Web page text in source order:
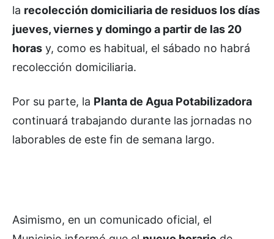
la recolección domiciliaria de residuos los días
jueves, viernes y domingo a partir de las 20
horas y, como es habitual, el sábado no habrá
recolección domiciliaria.
Por su parte, la Planta de Agua Potabilizadora
continuará trabajando durante las jornadas no
laborables de este fin de semana largo.
Asimismo, en un comunicado oficial, el